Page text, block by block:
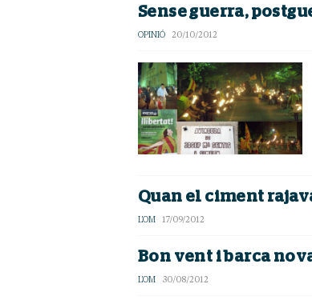
Sense guerra,
OPINIÓ 20/10/2012
Quan el ciment
L'OM 17/09/2012
Bon vent i barca
L'OM 30/08/2012